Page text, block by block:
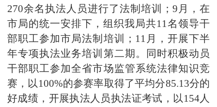
270余名执法人员进行了法制培训；9月，在
市局的统一安排下，组织我局共11名领导干
部职工参加市局法制培训；11月，开展下半
年专项执法业务培训第二期。同时积极动员
干部职工参加全省市场监管系统法律知识竞
赛，以100%的参赛率取得了平均分85.13分的
好成绩，开展执法人员执法证考试，以154人